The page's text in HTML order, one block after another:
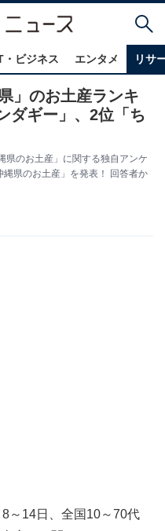
・ビジネス エンタメ リサ
」のお土産ランキ
ダギー」、2位「ち
県のお土産」に関する独自アンケ
県のお土産」を発表！ 回答者か
～14日、全国10～70代